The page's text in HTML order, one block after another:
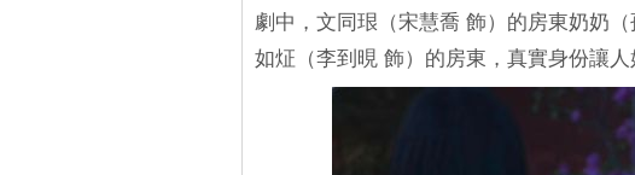
劇中，文同珢（宋慧喬 飾）的房東奶奶
如炡（李到晛 飾）的房東，真實身份讓人